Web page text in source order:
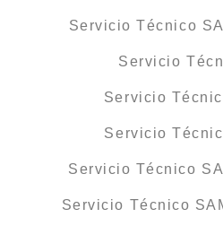
Servicio Técnico
Servicio
Servicio
Servicio
Servicio Técnico
Servicio Técnico